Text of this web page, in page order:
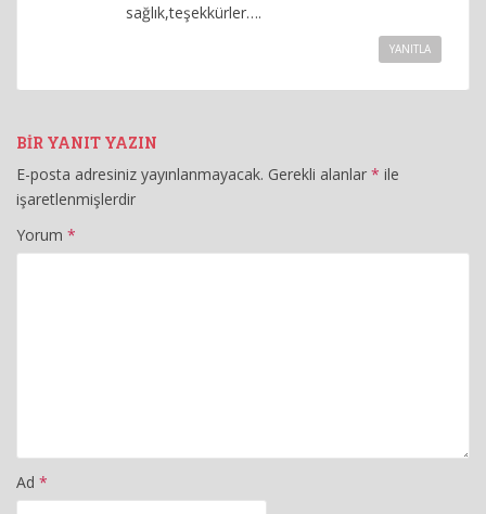
sağlık,teşekkürler….
YANITLA
BIR YANIT YAZIN
E-posta adresiniz yayınlanmayacak. Gerekli alanlar * ile
işaretlenmişlerdir
Yorum *
Ad *